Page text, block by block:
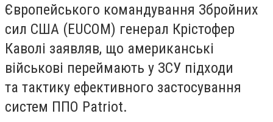
Європейського командування Збройних
сил США (EUCOM) генерал Крістофер
Каволі заявляв, що американські
військові переймають у ЗСУ підходи
та тактику ефективного застосування
систем ППО Patriot.